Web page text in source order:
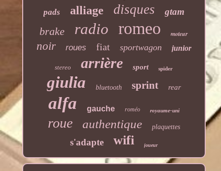
pads alliage disques gtam
brake radio romeo moteur
noir roues fiat sportwagon junior
stereo arrière sport spider
giulia bluetooth sprint rear
alfa gauche roméo royaume-uni
roue authentique plaquettes
s'adapte wifi joueur